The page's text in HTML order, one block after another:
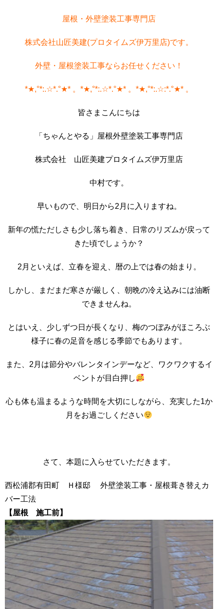
屋根・外壁塗装工事専門店
株式会社山匠美建(プロタイムズ伊万里店)です。
外壁・屋根塗装工事ならお任せください！
*★,°*:.☆*.°★* 。*★,°*:.☆*.°★* 。*★,°*:.☆:*.°★* 。
皆さまこんにちは
「ちゃんとやる」 屋根外壁塗装工事専門店
株式会社 山匠美建プロタイムズ伊万里店
中村です。
早いもので、明日から2月に入りますね。
新年の慌ただしさも少し落ち着き、日常のリズムが戻って
きた頃でしょうか？
2月といえば、立春を迎え、暦の上では春の始まり。
しかし、まだまだ寒さが厳しく、朝晩の冷え込みには油断
できませんね。
とはいえ、少しずつ日が長くなり、梅のつぼみがほころぶ
様子に春の足音を感じる季節でもあります。
また、2月は節分やバレンタインデーなど、ワクワクするイ
ベントが目白押し
心も体も温まるような時間を大切にしながら、充実した1か
月をお過ごしください
さて、本題に入らせていただきます。
西松浦郡有田町 Ｈ様邸 外壁塗装工事・屋根葺き替えカ
バー工法
【屋根 施工前】